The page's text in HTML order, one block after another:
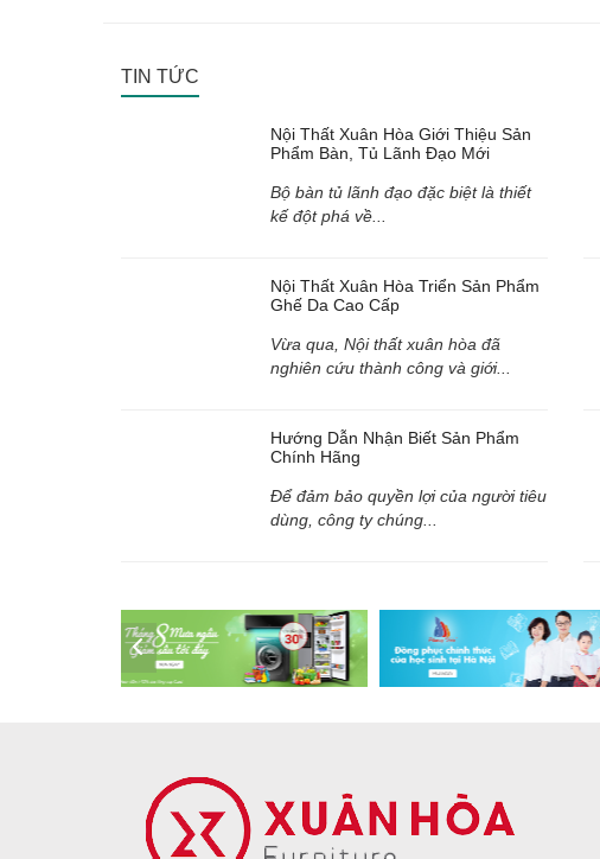
TIN TỨC
Nội Thất Xuân Hòa Giới Thiệu Sản
Phẩm Bàn, Tủ Lãnh Đạo Mới
Bộ bàn tủ lãnh đạo đặc biệt là thiết
kế đột phá về...
Nội Thất Xuân Hòa Triển Sản Phẩm
Ghế Da Cao Cấp
Vừa qua, Nội thất xuân hòa đã
nghiên cứu thành công và giới...
Hướng Dẫn Nhận Biết Sản Phẩm
Chính Hãng
Để đảm bảo quyền lợi của người tiêu
dùng, công ty chúng...